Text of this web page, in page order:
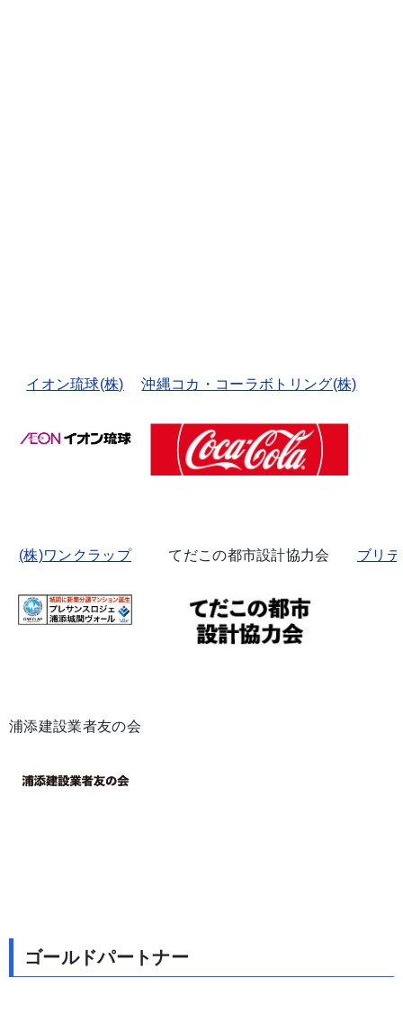
イオン琉球(株) 沖縄コカ・コーラボトリング(株)
(株)ワンクラップ てだこの都市設計協力会 ブリ
浦添建設業者友の会
ゴールドパートナー